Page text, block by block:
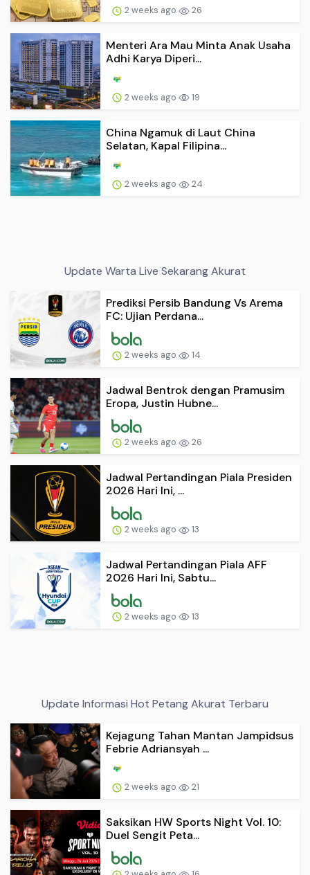
2 weeks ago 26
Menteri Ara Mau Minta Anak Usaha
Adhi Karya Diperi...
2 weeks ago 19
China Ngamuk di Laut China
Selatan, Kapal Filipina...
2 weeks ago 24
Update Warta Live Sekarang Akurat
Prediksi Persib Bandung Vs Arema
FC: Ujian Perdana...
2 weeks ago 14
Jadwal Bentrok dengan Pramusim
Eropa, Justin Hubne...
2 weeks ago 26
Jadwal Pertandingan Piala Presiden
2026 Hari Ini, ...
2 weeks ago 13
Jadwal Pertandingan Piala AFF
2026 Hari Ini, Sabtu...
2 weeks ago 13
Update Informasi Hot Petang Akurat Terbaru
Kejagung Tahan Mantan Jampidsus
Febrie Adriansyah ...
2 weeks ago 21
Saksikan HW Sports Night Vol. 10:
Duel Sengit Peta...